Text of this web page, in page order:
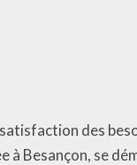
des
à Besançon, se